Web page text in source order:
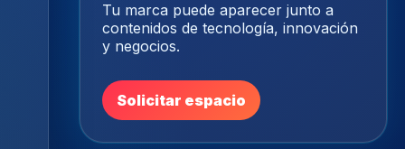
Tu marca puede aparecer junto a
contenidos de tecnología, innovación
y negocios.
Solicitar espacio